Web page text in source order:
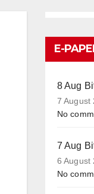
E-
8 Aug
7 August
No
7 Aug
6 August
No